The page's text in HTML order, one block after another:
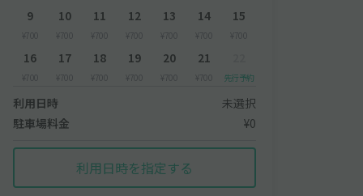
9
¥700
10
¥700
11
¥700
12
¥700
13
¥700
14
¥700
15
¥700
16
¥700
17
¥700
18
¥700
19
¥700
20
¥700
21
¥700 先行予約
利用日時
未選択
駐車場料金
¥0
利用日時を指定する